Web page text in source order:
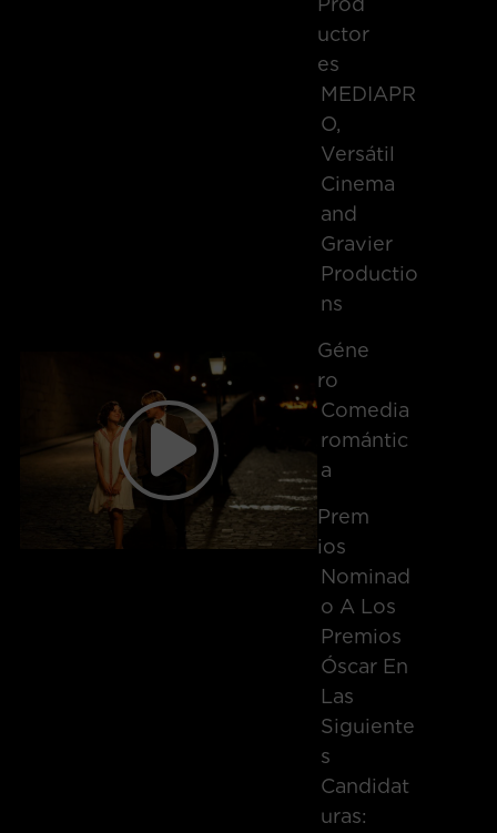
Uctor
Es
MEDIAPR
O,
Versátil
Cinema
and
Gravier
Productio
ns
Géne
Ro
Comedia
romántic
a
Prem
Ios
Nominad
O A Los
Premios
Óscar En
Las
Siguiente
S
Candidat
Uras: